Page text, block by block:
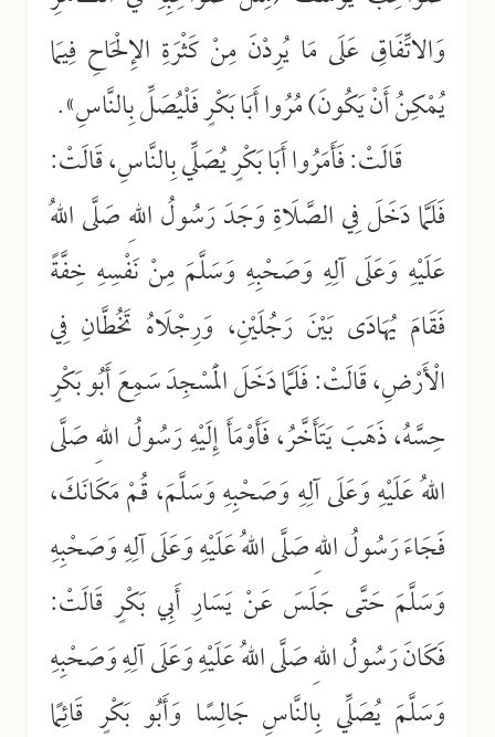
وَالاتِّفَاقِ عَلَى مَا يُرِدْنَ مِنْ كَثْرَةِ الإِلْحَاحِ فِيمَا
يُمْكِنُ أَنْ يَكُونَ) مُرُوا أَبَا بَكْرٍ فَلْيُصَلِّ بِالنَّاسِ».
قَالَتْ: فَأَمَرُوا أَبَا بَكْرٍ يُصَلِّي بِالنَّاسِ، قَالَتْ:
فَلَمَّا دَخَلَ فِي الصَّلَاةِ وَجَدَ رَسُولُ اللهِ صَلَّى اللهُ
عَلَيْهِ وَعَلَى آلِهِ وَصَحْبِهِ وَسَلَّمَ مِنْ نَفْسِهِ خِفَّةً
فَقَامَ يُهَادَى بَيْنَ رَجُلَيْنِ، وَرِجْلَاهُ تَخُطَّانِ فِي
الْأَرْضِ، قَالَتْ: فَلَمَّا دَخَلَ الْمَسْجِدَ سَمِعَ أَبُو بَكْرٍ
حِسَّهُ، ذَهَبَ يَتَأَخَّرُ، فَأَوْمَأَ إِلَيْهِ رَسُولُ اللهِ صَلَّى
اللهُ عَلَيْهِ وَعَلَى آلِهِ وَصَحْبِهِ وَسَلَّمَ، قُمْ مَكَانَكَ،
فَجَاءَ رَسُولُ اللهِ صَلَّى اللهُ عَلَيْهِ وَعَلَى آلِهِ وَصَحْبِهِ
وَسَلَّمَ حَتَّى جَلَسَ عَنْ يَسَارِ أَبِي بَكْرٍ قَالَتْ:
فَكَانَ رَسُولُ اللهِ صَلَّى اللهُ عَلَيْهِ وَعَلَى آلِهِ وَصَحْبِهِ
وَسَلَّمَ يُصَلِّي بِالنَّاسِ جَالِسًا وَأَبُو بَكْرٍ قَائِمًا